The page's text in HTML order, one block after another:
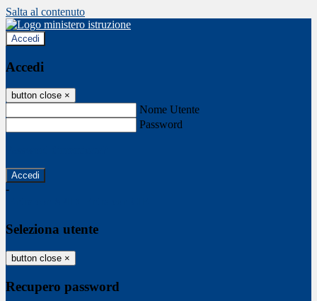
Salta al contenuto
Accedi
Accedi
button close ×
Nome Utente
Password
-
Seleziona utente
button close ×
Recupero password